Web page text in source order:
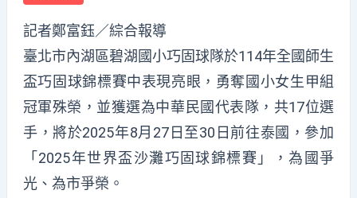
記者鄭富鈺／綜合報導
臺北市內湖區碧湖國小巧固球隊於114年全國師生
盃巧固球錦標賽中表現亮眼，勇奪國小女生甲組
冠軍殊榮，並獲選為中華民國代表隊，共17位選
手，將於2025年8月27日至30日前往泰國，參加
「2025年世界盃沙灘巧固球錦標賽」，為國爭
光、為市爭榮。